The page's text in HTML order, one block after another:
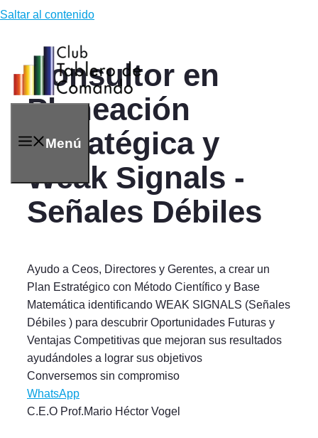
Saltar al contenido
Menú
Consultor en
Planeación
Estratégica y
Weak Signals -
Señales Débiles
Ayudo a Ceos, Directores y Gerentes, a crear un
Plan Estratégico con Método Científico y Base
Matemática identificando WEAK SIGNALS (Señales
Débiles ) para descubrir Oportunidades Futuras y
Ventajas Competitivas que mejoran sus resultados
ayudándoles a lograr sus objetivos
Conversemos sin compromiso
WhatsApp
C.E.O Prof.Mario Héctor Vogel